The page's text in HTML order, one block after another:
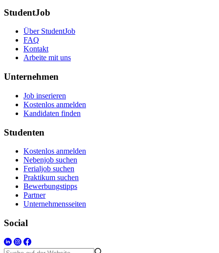
StudentJob
Über StudentJob
FAQ
Kontakt
Arbeite mit uns
Unternehmen
Job inserieren
Kostenlos anmelden
Kandidaten finden
Studenten
Kostenlos anmelden
Nebenjob suchen
Ferialjob suchen
Praktikum suchen
Bewerbungstipps
Partner
Unternehmensseiten
Social